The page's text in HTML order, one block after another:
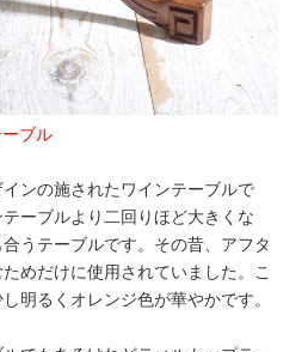
ブル
ンの施されたワインテーブルで
ーブルより二回りほど大きくな
うテーブルです。その昔、アフタ
めだけに使用されていました。こ
明るくオレンジ色が華やかです。